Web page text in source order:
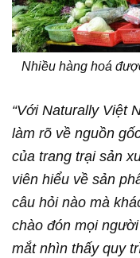
Nhiều hàng hoá
“Với Naturally Việt
làm rõ về nguồn
của trang trại sản
viên hiểu về sản
câu hỏi nào mà
chào đón mọi
mắt nhìn thấy quy